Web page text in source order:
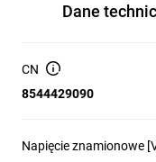
Dane
CN
8544429090
Napięcie znamionowe